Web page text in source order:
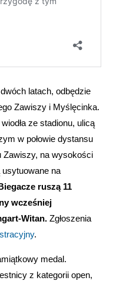
latach, odbędzie
Zawiszy i Myślęcinka.
ze stadionu, ulicą
w połowie dystansu
Zawiszy, na wysokości
na
ruszą 11
wcześniej
Witan. Zgłoszenia
.
medal.
z kategorii open,